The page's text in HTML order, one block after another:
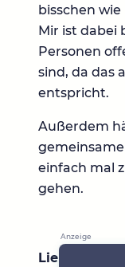
bisschen
Mir ist dabei
Personen
sind, da das
entspricht.
Außerdem
einfach mal
gehen.